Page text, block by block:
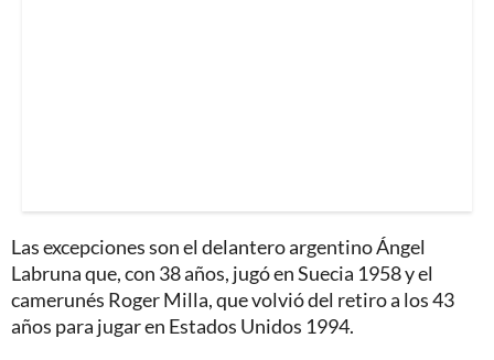
Las excepciones son el delantero argentino Ángel
Labruna que, con 38 años, jugó en Suecia 1958 y el
camerunés Roger Milla, que volvió del retiro a los 43
años para jugar en Estados Unidos 1994.